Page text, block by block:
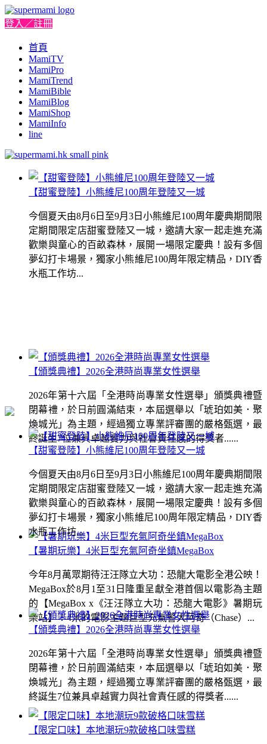
登入／註冊
首頁
MamiTV
MamiPro
MamiTrend
MamiBible
MamiBlog
MamiShop
MamiInfo
line
【甜蜜登陸】小熊維尼100周年登陸又一城
今個夏天由8月6日至9月3日小熊維尼100周年慶典期間限
定期間限定店甜蜜登陸又一城，邀請大家一起走進充滿
歡樂與童心的百畝森林，展開一場限定慶典！設有多個
夢幻打卡場景，獨家小熊維尼100周年限定精品，DIY香
水瓶工作坊...
【頒獎典禮】2026全港時尚專業女性選舉
2026年第十六屆「全港時尚專業女性選舉」頒獎典禮暨
閉幕禮，於日前圓滿結束，本屆選舉以「琥珀如美．聚
煥城光」為主題，經過獨立專業評審團的嚴格甄選，最
終誕生7位兼具卓越實力與社會責任感的得獎者......
【暑期玩樂】4米巨型充氣阿奇坐鎮MegaBox
今年8月萬眾期待汪汪隊立大功：恐龍大電影全港公映！
MegaBox於8月1至31日隆重呈獻全港首個以電影為主題
的【MegaBox x《汪汪隊立大功：恐龍大電影》暑期玩
樂站】！4米的電影主題巨型充氣警犬阿奇（Chase）...
【限定口味】本地潮玩9款破格口味雪糕
【甜蜜登陸】小熊維尼100周年登陸又一城
今個夏天由8月6日至9月3日小熊維尼100周年慶典期間限
定期間限定店甜蜜登陸又一城，邀請大家一起走進充滿
歡樂與童心的百畝森林，展開一場限定慶典！設有多個
夢幻打卡場景，獨家小熊維尼100周年限定精品，DIY香
水瓶工作坊...
【頒獎典禮】2026全港時尚專業女性選舉
2026年第十六屆「全港時尚專業女性選舉」頒獎典禮暨
閉幕禮，於日前圓滿結束，本屆選舉以「琥珀如美．聚
煥城光」為主題，經過獨立專業評審團的嚴格甄選，最
終誕生7位兼具卓越實力與社會責任感的得獎者......